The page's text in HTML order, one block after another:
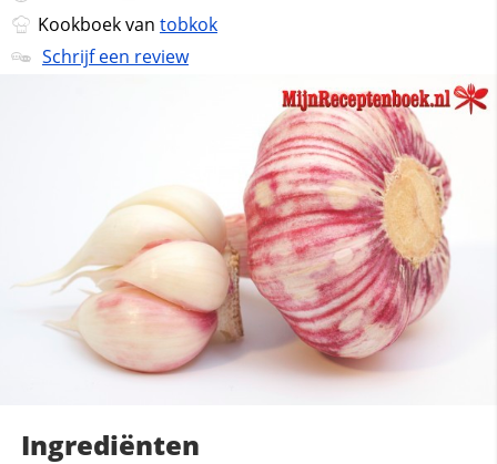
Kookboek van tobkok
Schrijf een review
Ingrediënten